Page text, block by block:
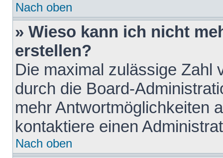
Nach oben
» Wieso kann ich nicht
erstellen?
Die maximal zulässige Zahl
durch die Board-
mehr Antwortmöglichkeiten
kontaktiere einen
Nach oben